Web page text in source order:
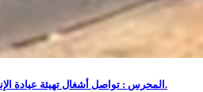
المحرس : تواصل أشغال تهيئة عيادة الإنعاش والتخدير بالمستشفى الجهوي.